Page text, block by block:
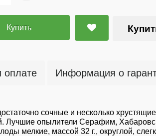
Купить
оплате Информация о
сочные и несколько
Лучшие опылители Серафим,
мелкие, массой 32 г., округлой,